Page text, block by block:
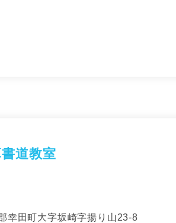
道教室
幸田町大字坂崎字揚り山23-8